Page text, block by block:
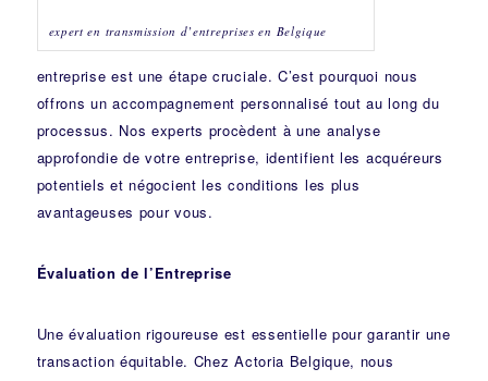
expert en transmission d’entreprises en Belgique
entreprise est une étape cruciale. C’est pourquoi nous
offrons un accompagnement personnalisé tout au long du
processus. Nos experts procèdent à une analyse
approfondie de votre entreprise, identifient les acquéreurs
potentiels et négocient les conditions les plus
avantageuses pour vous.
Évaluation de l’Entreprise
Une évaluation rigoureuse est essentielle pour garantir une
transaction équitable. Chez Actoria Belgique, nous